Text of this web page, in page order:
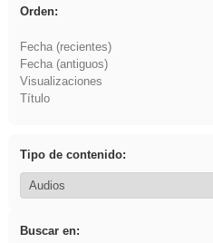
Orden:
Fecha (recientes)
Fecha (antiguos)
Visualizaciones
Título
Tipo de contenido:
Buscar en: